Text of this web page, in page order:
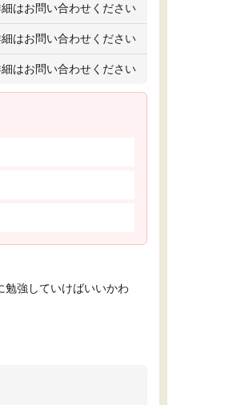
はお問い合わせください
はお問い合わせください
はお問い合わせください
勉強していけばいいかわ